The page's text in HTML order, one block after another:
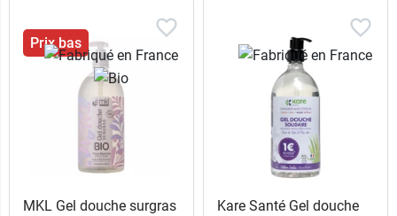
Prix bas
MKL Gel douche surgras
Kare Santé Gel douche